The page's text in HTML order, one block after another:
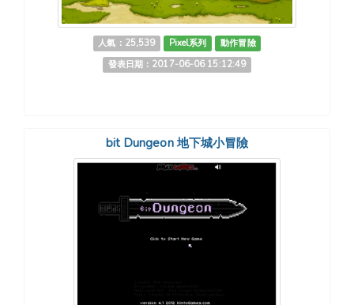
人氣：25,539 Pixel系列
動作冒險
發表日期：2017-06-06 15:12:49
bit Dungeon 地下城小冒險